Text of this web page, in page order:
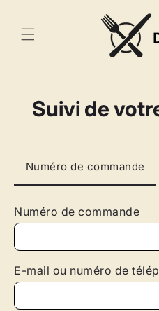
contenu
Suivi de
Numéro de commande
Numéro de commande
E-mail ou numéro de